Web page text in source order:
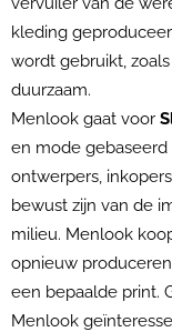
kleding
wordt gebruikt,
duurzaam.
Menlook gaat voor
en mode
ontwerpers,
bewust zijn van de
milieu. Menlook
opnieuw
een bepaalde print.
Menlook